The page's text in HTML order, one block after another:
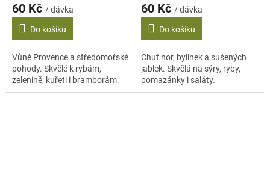
60 Kč / dávka
Do košíku
Vůně Provence a středomořské
pohody. Skvělé k rybám,
zelenině, kuřeti i bramborám.
60 Kč / dávka
Do košíku
Chuť hor, bylinek a sušených
jablek. Skvělá na sýry, ryby,
pomazánky i saláty.